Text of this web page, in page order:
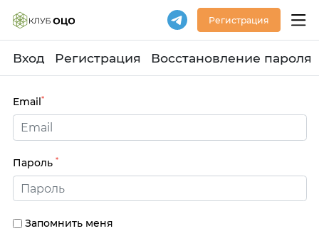
Регистрация
Вход Регистрация Восстановление пароля
Email*
Пароль *
Запомнить меня